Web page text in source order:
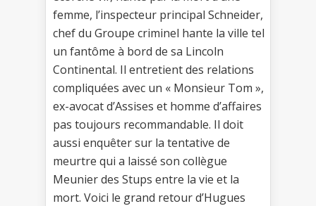
femme, l’inspecteur principal Schneider,
chef du Groupe criminel hante la ville tel
un fantôme à bord de sa Lincoln
Continental. Il entretient des relations
compliquées avec un « Monsieur Tom »,
ex-avocat d’Assises et homme d’affaires
pas toujours recommandable. Il doit
aussi enquêter sur la tentative de
meurtre qui a laissé son collègue
Meunier des Stups entre la vie et la
mort. Voici le grand retour d’Hugues